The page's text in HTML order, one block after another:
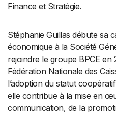
Finance et Stratégie.
Stéphanie Guillas débute sa
économique à la Société
rejoindre le groupe BPCE en
Fédération Nationale des
l’adoption du statut
elle contribue à la mise en
communication, de la